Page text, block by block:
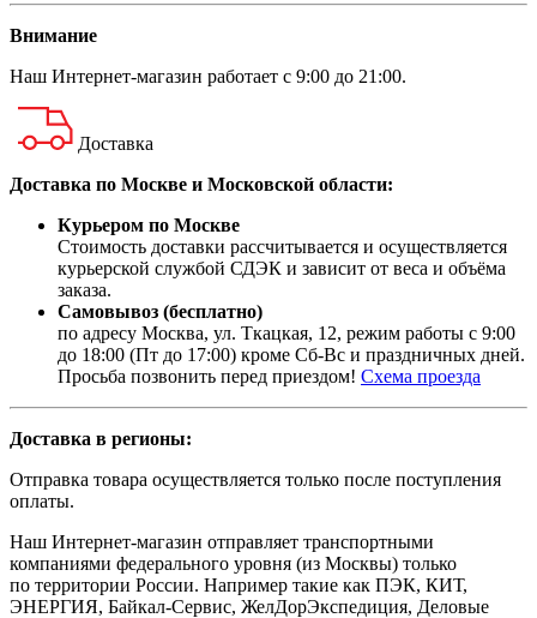
Внимание
Наш Интернет-магазин работает с 9:00 до 21:00.
Доставка
Доставка по Москве и Московской области:
Курьером по Москве
Стоимость доставки рассчитывается и осуществляется
курьерской службой СДЭК и зависит от веса и объёма
заказа.
Самовывоз (бесплатно)
по адресу Москва, ул. Ткацкая, 12, режим работы с 9:00
до 18:00 (Пт до 17:00) кроме Сб-Вс и праздничных дней.
Просьба позвонить перед приездом! Схема проезда
Доставка в регионы:
Отправка товара осуществляется только после поступления
оплаты.
Наш Интернет-магазин отправляет транспортными
компаниями федерального уровня (из Москвы) только
по территории России. Например такие как ПЭК, КИТ,
ЭНЕРГИЯ, Байкал-Сервис, ЖелДорЭкспедиция, Деловые